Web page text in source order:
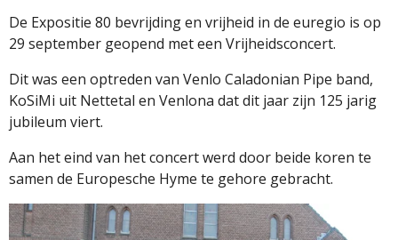
De Expositie 80 bevrijding en vrijheid in de euregio is op
29 september geopend met een Vrijheidsconcert.
Dit was een optreden van Venlo Caladonian Pipe band,
KoSiMi uit Nettetal en Venlona dat dit jaar zijn 125 jarig
jubileum viert.
Aan het eind van het concert werd door beide koren te
samen de Europesche Hyme te gehore gebracht.